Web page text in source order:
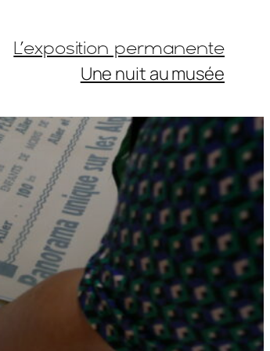
L’exposition permanente
Une nuit au musée